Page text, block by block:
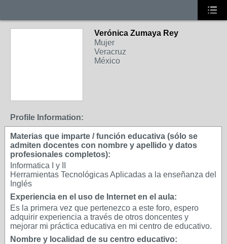
Verónica Zumaya Rey
Mujer
Veracruz
México
Profile Information:
Materias que imparte / función educativa (sólo se
admiten docentes con nombre y apellido y datos
profesionales completos):
Informatica I y II
Herramientas Tecnológicas Aplicadas a la enseñanza del
Inglés
Experiencia en el uso de Internet en el aula:
Es la primera vez que pertenezco a este foro, espero
adquirir experiencia a través de otros doncentes y
mejorar mi práctica educativa en mi centro de educativo.
Nombre y localidad de su centro educativo: